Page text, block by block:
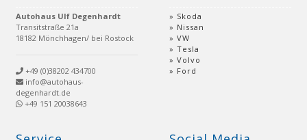
Autohaus Ulf Degenhardt
Transitstraße 21a
18182 Mönchhagen/ bei Rostock
+49 (0)38202 434700
info@autohaus-
degenhardt.de
+49 151 20038643
Skoda
Nissan
VW
Tesla
Volvo
Ford